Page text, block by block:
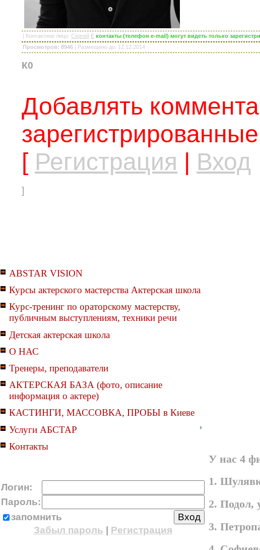
| Контактное лицо: Сергей E контакты (телефон e-mail) могут видеть только
Просмотров: 8946 | Размещено до: 12.12.2014
К0
Добавлять
[ Регистрация Вход
]
ABSTAR VISION
Курсы актерского мастерства Актерская школа
Курс-тренинг по ораторскому мастерству,
публичным выступлениям, техники речи
Детская актерская школа
О НАС
Тренеры, преподаватели
АКТЕРСКАЯ БАЗА (фото, описание
информация о актере)
КАСТИНГИ, МАССОВКА, ПРОБЫ в Киеве
Услуги АБСТАР
Контакты
Логин:
Пароль:
запомнить
Забыл пароль
Регистрация
У нас 4
1.
2. Подол,
3.